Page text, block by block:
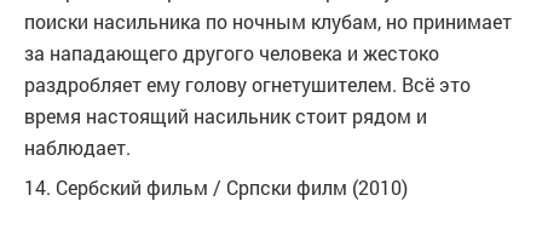
поиски насильника по ночным клубам, но принимает
за нападающего другого человека и жестоко
раздробляет ему голову огнетушителем. Всё это
время настоящий насильник стоит рядом и
наблюдает.
14. Сербский фильм / Српски филм (2010)